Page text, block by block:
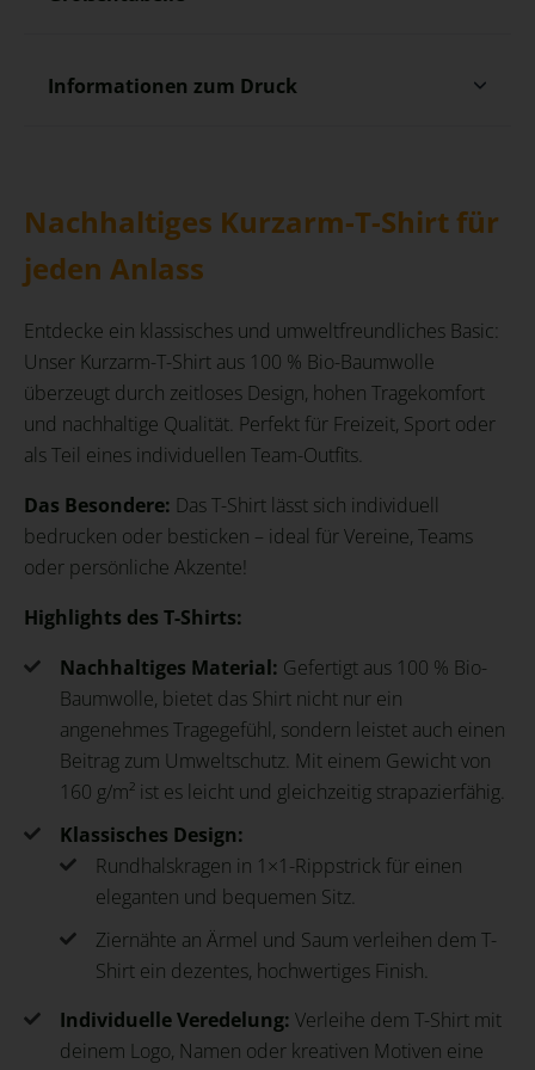
Informationen zum Druck
Nachhaltiges Kurzarm-T-Shirt für
jeden Anlass
Entdecke ein klassisches und umweltfreundliches Basic:
Unser Kurzarm-T-Shirt aus 100 % Bio-Baumwolle
überzeugt durch zeitloses Design, hohen Tragekomfort
und nachhaltige Qualität. Perfekt für Freizeit, Sport oder
als Teil eines individuellen Team-Outfits.
Das Besondere: Das T-Shirt lässt sich individuell
bedrucken oder besticken – ideal für Vereine, Teams
oder persönliche Akzente!
Highlights des T-Shirts:
Nachhaltiges Material: Gefertigt aus 100 % Bio-
Baumwolle, bietet das Shirt nicht nur ein
angenehmes Tragegefühl, sondern leistet auch einen
Beitrag zum Umweltschutz. Mit einem Gewicht von
160 g/m² ist es leicht und gleichzeitig strapazierfähig.
Klassisches Design:
Rundhalskragen in 1×1-Rippstrick für einen
eleganten und bequemen Sitz.
Ziernähte an Ärmel und Saum verleihen dem T-
Shirt ein dezentes, hochwertiges Finish.
Individuelle Veredelung: Verleihe dem T-Shirt mit
deinem Logo, Namen oder kreativen Motiven eine